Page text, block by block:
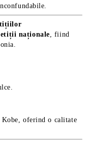
naționale, fiind
Kobe, oferind o calitate